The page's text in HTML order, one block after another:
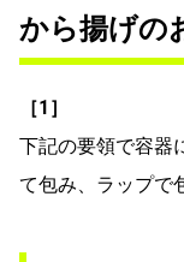
から揚げの
［1］
下記の要領で容器
て包み、ラップで